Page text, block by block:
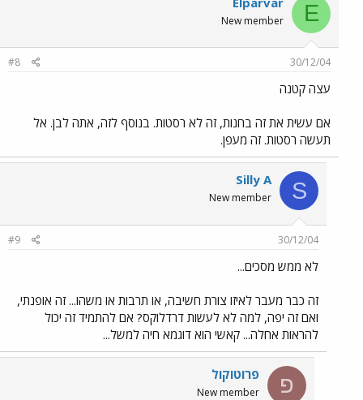
E
New member
30/12/04
#8
עצה קטנה
אם עשית את זה בחנות, זה לא רסטות. בנוסף לזה, אתה לבן. אל
תעשה רסטות. זה מעפן.
S
Silly A
New member
30/12/04
#9
לא ממש מסכים...
זה כבר מעבר לאיזו צורת חשיבה, או תרבות או משהו... זה אופנתי,
ואם זה יפה, למה לא לעשות דרדלוקס? אם להתמיד זה יכול
להראות אחלה... קאשי הוא דוגמא חיה למשל...
פ פרוטוקול
New member